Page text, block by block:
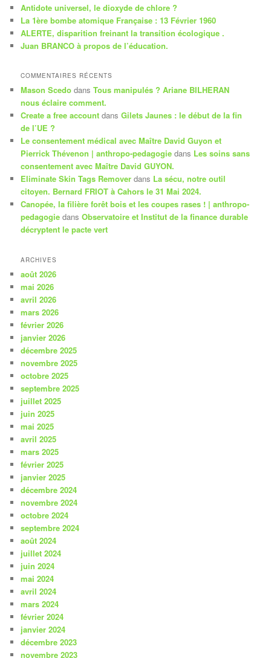
h
e
Antidote universel, le dioxyde de chlore ?
La 1ère bombe atomique Française : 13 Février 1960
ALERTE, disparition freinant la transition écologique .
Juan BRANCO à propos de l’éducation.
COMMENTAIRES RÉCENTS
Mason Scedo dansTous manipulés ? Ariane BILHERAN
nous éclaire comment.
Create a free account dansGilets Jaunes : le début de la fin
de l’UE ?
Le consentement médical avec Maître David Guyon et
Pierrick Thévenon | anthropo-pedagogie dans Les soins sans
consentement avec Maître David GUYON.
Eliminate Skin Tags Remover dans La sécu, notre outil
citoyen. Bernard FRIOT à Cahors le 31 Mai 2024.
Canopée, la filière forêt bois et les coupes rases ! | anthropo-
pedagogie dansObservatoire et Institut de la finance durable
décryptent le pacte vert
ARCHIVES
août 2026
mai 2026
avril 2026
mars 2026
février 2026
janvier 2026
décembre 2025
novembre 2025
octobre 2025
septembre 2025
juillet 2025
juin 2025
mai 2025
avril 2025
mars 2025
février 2025
janvier 2025
décembre 2024
novembre 2024
octobre 2024
septembre 2024
août 2024
juillet 2024
juin 2024
mai 2024
avril 2024
mars 2024
février 2024
janvier 2024
décembre 2023
novembre 2023